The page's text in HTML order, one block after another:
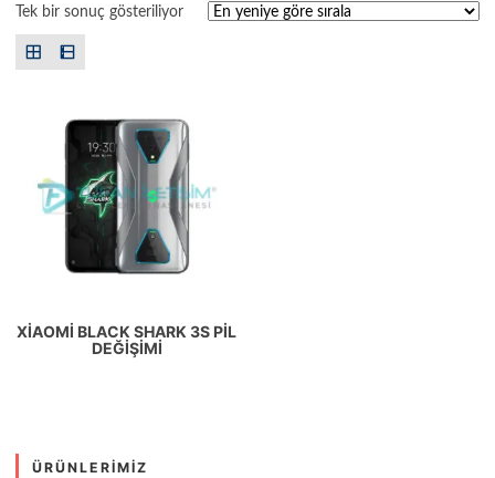
Tek bir sonuç gösteriliyor
XIAOMI BLACK SHARK 3S PIL
DEĞIŞIMI
ÜRÜNLERIMIZ